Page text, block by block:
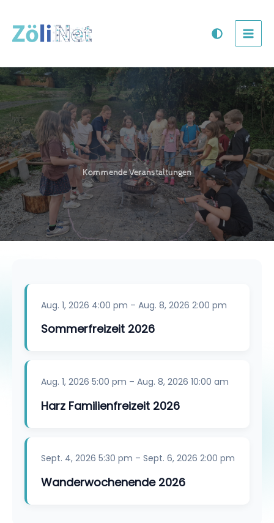
content
Kommende Veranstaltungen
Aug. 1, 2026 4:00 pm – Aug. 8, 2026 2:00 pm
Sommerfreizeit 2026
Aug. 1, 2026 5:00 pm – Aug. 8, 2026 10:00 am
Harz Familienfreizeit 2026
Sept. 4, 2026 5:30 pm – Sept. 6, 2026 2:00 pm
Wanderwochenende 2026